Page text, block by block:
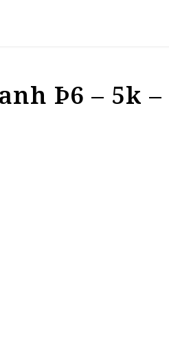
Þ6 – 5k –